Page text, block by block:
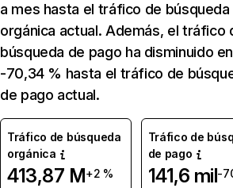
a mes hasta el tráfico de búsqueda
orgánica actual. Además, el tráfico
búsqueda de pago ha disminuido en
-70,34 % hasta el tráfico de
de pago actual.
Tráfico de búsqueda
orgánica
413,87 M+2 %
Tráfico de
de pago
141,6 mil-